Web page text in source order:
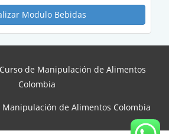
Modulo Bebidas
Curso de Manipulación de Alimentos
Colombia
Manipulación de Alimentos Colombia